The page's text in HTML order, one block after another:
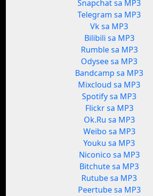
Snapchat sa MP3
Telegram sa MP3
Vk sa MP3
Bilibili sa MP3
Rumble sa MP3
Odysee sa MP3
Bandcamp sa MP3
Mixcloud sa MP3
Spotify sa MP3
Flickr sa MP3
Ok.Ru sa MP3
Weibo sa MP3
Youku sa MP3
Niconico sa MP3
Bitchute sa MP3
Rutube sa MP3
Peertube sa MP3